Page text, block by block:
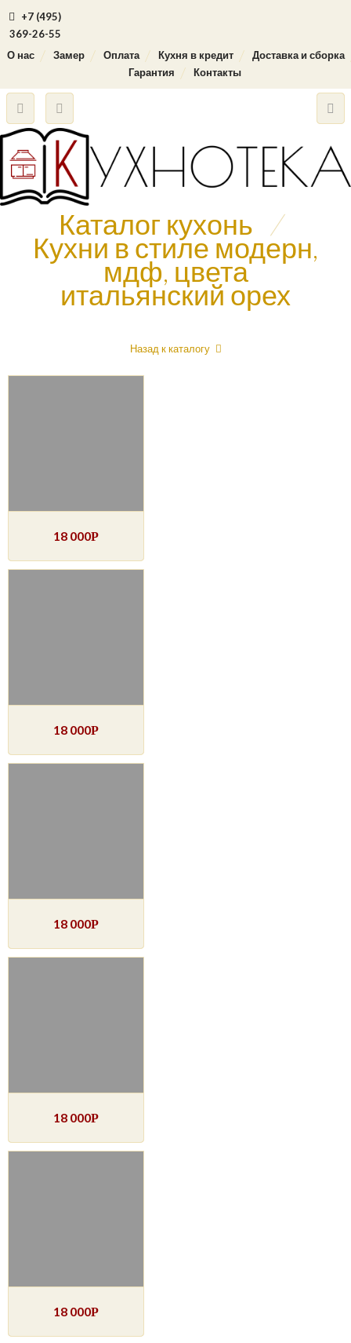
+7 (495)
369-26-55
О нас
Замер Оплата Кухня в кредит
Доставка и сборка
Гарантия
Контакты
Каталог кухонь /
Кухни в стиле модерн,
мдф, цвета
итальянский орех
Назад к каталогу
18 000Р
18 000Р
18 000Р
18 000Р
18 000Р